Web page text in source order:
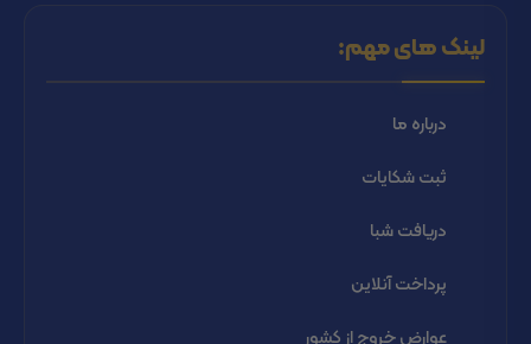
لینک های مهم:
درباره ما
ثبت شكايات
دریافت شبا
پرداخت آنلاین
عوارض خروج از کشور